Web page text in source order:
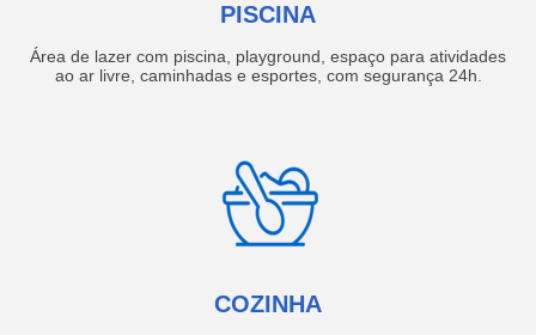
PISCINA
Área de lazer com piscina, playground, espaço para atividades
ao ar livre, caminhadas e esportes, com segurança 24h.
COZINHA